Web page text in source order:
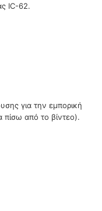
IC-62.
για την εμπορική
πίσω από το βίντεο).